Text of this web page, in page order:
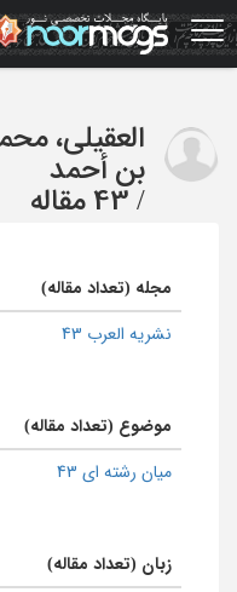
Skip
to
main
العقیلی،
بن أحمد
/ 43 مقاله
مجله (تعداد مقاله)
نشریه العرب 43
موضوع (تعداد مقاله)
میان رشته ای 43
زبان (تعداد مقاله)